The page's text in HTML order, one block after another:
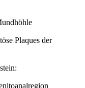
Plaques der